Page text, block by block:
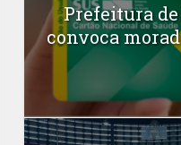
Prefeitura
convoca